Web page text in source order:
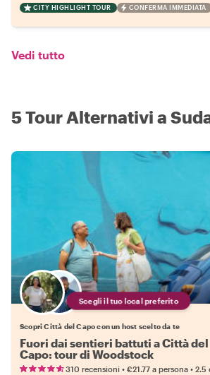
CITY HIGHLIGHT TOUR CONFERMA IMMEDIATA
Vedi tutto
5 Tour Alternativi a
Scegli il tuo local preferito
Scopri Città del Capo con un host scelto da te
Fuori dai sentieri battuti a Città del
Capo: tour di Woodstock
310 recensioni • €21.77 a persona • 2.5